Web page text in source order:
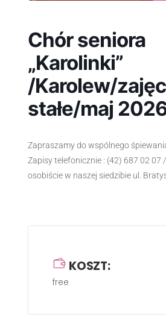
Chór seniora
„Karolinki”
/Karolew/
stałe/maj
Zapraszamy do wspólnego
Zapisy telefonicznie : (42) 687 02 07
osobiście w naszej siedzibie ul.
KOSZT:
free